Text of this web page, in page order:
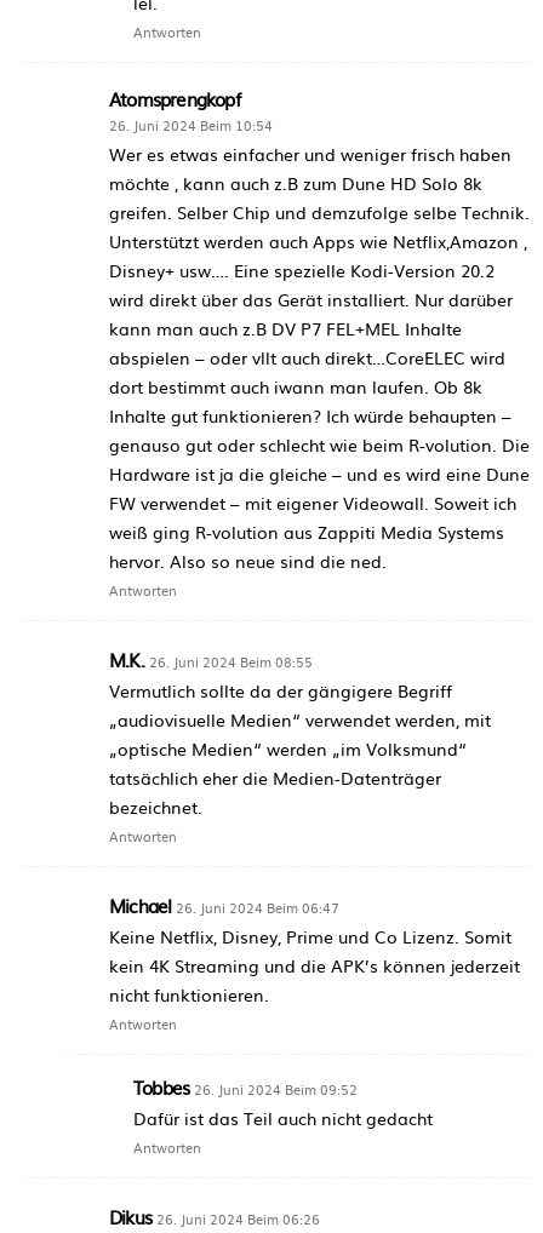
Antworten
Atomsprengkopf
26. Juni 2024 Beim 10:54
Wer es etwas einfacher und weniger frisch haben
möchte , kann auch z.B zum Dune HD Solo 8k
greifen. Selber Chip und demzufolge selbe Technik.
Unterstützt werden auch Apps wie Netflix,Amazon ,
Disney+ usw…. Eine spezielle Kodi-Version 20.2
wird direkt über das Gerät installiert. Nur darüber
kann man auch z.B DV P7 FEL+MEL Inhalte
abspielen – oder vllt auch direkt…CoreELEC wird
dort bestimmt auch iwann man laufen. Ob 8k
Inhalte gut funktionieren? Ich würde behaupten –
genauso gut oder schlecht wie beim R-volution. Die
Hardware ist ja die gleiche – und es wird eine Dune
FW verwendet – mit eigener Videowall. Soweit ich
weiß ging R-volution aus Zappiti Media Systems
hervor. Also so neue sind die ned.
Antworten
M.K. 26. Juni 2024 Beim 08:55
Vermutlich sollte da der gängigere Begriff
„audiovisuelle Medien“ verwendet werden, mit
„optische Medien“ werden „im Volksmund“
tatsächlich eher die Medien-Datenträger
bezeichnet.
Antworten
Michael 26. Juni 2024 Beim 06:47
Keine Netflix, Disney, Prime und Co Lizenz. Somit
kein 4K Streaming und die APK’s können jederzeit
nicht funktionieren.
Antworten
Tobbes 26. Juni 2024 Beim 09:52
Dafür ist das Teil auch nicht gedacht
Antworten
Dikus 26. Juni 2024 Beim 06:26